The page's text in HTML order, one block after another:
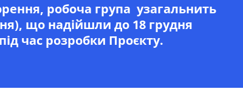
робоча група узагальнить
що надійшли до 18 грудня
час розробки Проєкту.